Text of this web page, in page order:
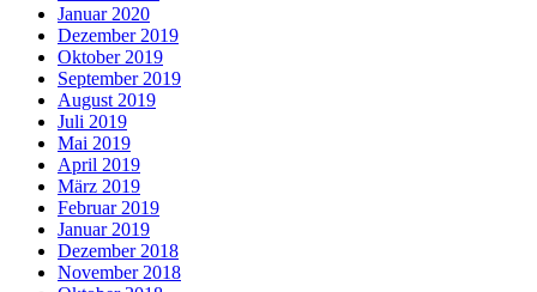
Januar 2020
Dezember 2019
Oktober 2019
September 2019
August 2019
Juli 2019
Mai 2019
April 2019
März 2019
Februar 2019
Januar 2019
Dezember 2018
November 2018